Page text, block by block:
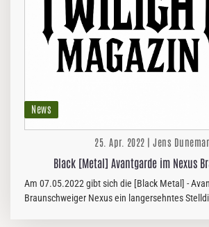
News
25. Apr. 2022 | Jens
Black [Metal] Avantgarde im Nexus
Am 07.05.2022 gibt sich die [Black Metal] -
Braunschweiger Nexus ein langersehntes Stelldichein: